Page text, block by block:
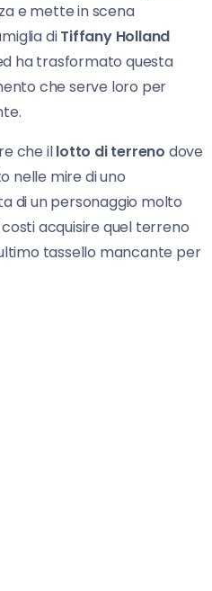
e mette in scena
diTiffany Holland
ha trasformato questa
che serve loro per
che illotto di terreno dove
nelle mire di uno
di un personaggio molto
acquisire quel terreno
tassello mancante per